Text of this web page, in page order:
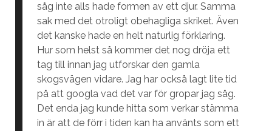
såg inte alls hade formen av ett djur. Samma
sak med det otroligt obehagliga skriket. Även
det kanske hade en helt naturlig förklaring.
Hur som helst så kommer det nog dröja ett
tag till innan jag utforskar den gamla
skogsvägen vidare. Jag har också lagt lite tid
på att googla vad det var för gropar jag såg.
Det enda jag kunde hitta som verkar stämma
in är att de förr i tiden kan ha använts som ett